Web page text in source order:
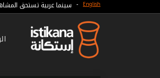
English
- سينما عربية تستحق